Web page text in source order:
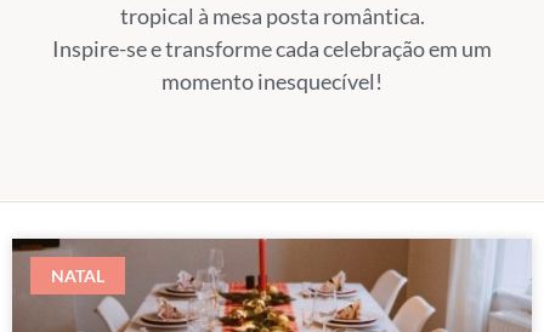
tropical à mesa posta romântica.
Inspire-se e transforme cada celebração em um
momento inesquecível!
NATAL